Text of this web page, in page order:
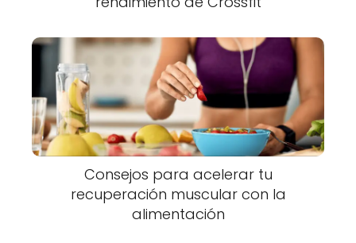
Consejos para acelerar tu
recuperación muscular con la
alimentación